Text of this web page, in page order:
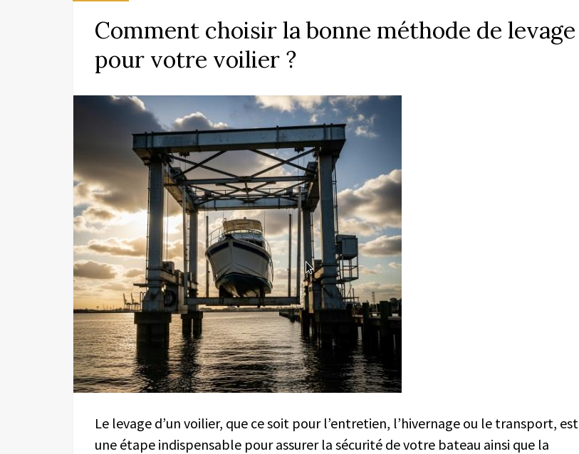
Comment choisir la bonne méthode de levage
pour votre voilier ?
Le levage d’un voilier, que ce soit pour l’entretien, l’hivernage ou le transport, est
une étape indispensable pour assurer la sécurité de votre bateau ainsi que la